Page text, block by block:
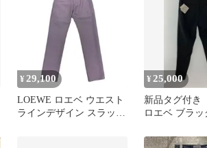
¥ 29,100
LOEWE ロエベ ウエスト
ラインデザイン スラック
¥ 25,000
新品タグ付
ロエベ ブラッ